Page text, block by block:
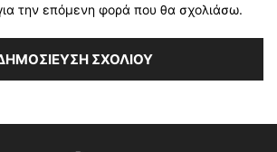
την επόμενη φορά που θα σχολιάσω.